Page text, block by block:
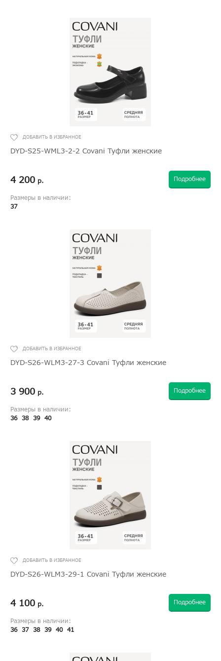
DYD-S25-WML3-2-2 Covani Туфли женские
4 200 р. Подробнее
Размеры в наличии:
37
DYD-S26-WLM3-27-3 Covani Туфли женские
3 900 р. Подробнее
Размеры в наличии:
36 38 39 40
DYD-S26-WLM3-29-1 Covani Туфли женские
4 100 р. Подробнее
Размеры в наличии:
36 37 38 39 40 41